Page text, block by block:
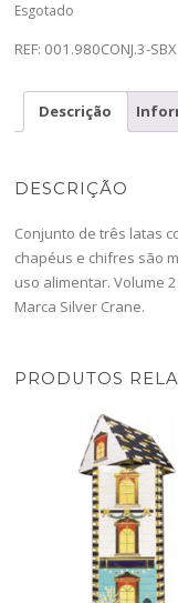
Esgotado
REF: 001.980CONJ.3-SBX
Descrição
DESCRIÇÃO
Conjunto de três latas
chapéus e chifres são
uso alimentar. Volume
Marca Silver Crane.
PRODUTOS